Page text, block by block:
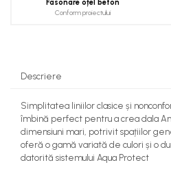
Fasonare oțel beton
Conform proiectului
Descriere
Simplitatea liniilor clasice și
îmbină perfect pentru a crea dala
dimensiuni mari, potrivit spațiilor
oferă o gamă variată de culori și o
datorită sistemului Aqua Protect